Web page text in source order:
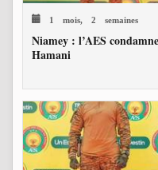
1 mois, 2 semaines
Niamey : l’AES
Hamani